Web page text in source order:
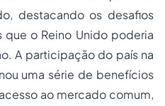
destacando os desafios
o Reino Unido poderia
A participação do país na
uma série de benefícios
ao mercado comum,